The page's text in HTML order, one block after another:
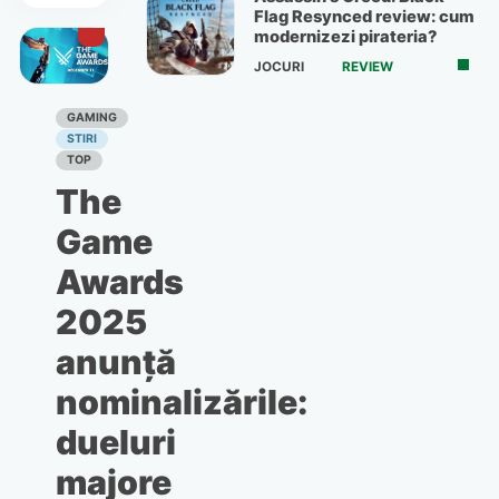
iPhone,
iPad,
Mac
bune
aplicații
pentru
GAMING
STIRI
TOP
The
Game
Awards
2025
anunță
nominalizările:
dueluri
majore
Flag Resynced review: cum
modernizezi pirateria?
JOCURI REVIEW